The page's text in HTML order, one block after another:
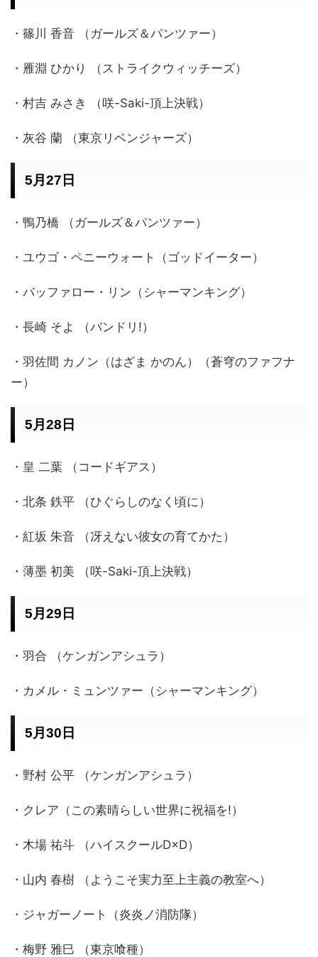
・篠川 香音 （ガールズ＆パンツァー）
・雁淵 ひかり （ストライクウィッチーズ）
・村吉 みさき （咲-Saki-頂上決戦）
・灰谷 蘭 （東京リベンジャーズ）
5月27日
・鴨乃橋 （ガールズ＆パンツァー）
・ユウゴ・ペニーウォート（ゴッドイーター）
・バッファロー・リン（シャーマンキング）
・長崎 そよ （バンドリ!）
・羽佐間 カノン（はざま かのん）（蒼穹のファフナ
ー）
5月28日
・皇 二葉 （コードギアス）
・北条 鉄平 （ひぐらしのなく頃に）
・紅坂 朱音 （冴えない彼女の育てかた）
・薄墨 初美 （咲-Saki-頂上決戦）
5月29日
・羽合 （ケンガンアシュラ）
・カメル・ミュンツァー（シャーマンキング）
5月30日
・野村 公平 （ケンガンアシュラ）
・クレア（この素晴らしい世界に祝福を!）
・木場 祐斗 （ハイスクールD×D）
・山内 春樹 （ようこそ実力至上主義の教室へ）
・ジャガーノート（炎炎ノ消防隊）
・梅野 雅巳 （東京喰種）